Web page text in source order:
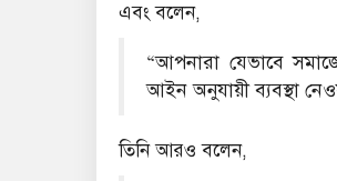
এবং বলেন,
“আপনারা যেভাবে
আইন অনুযায়ী ব্যবস্থা
তিনি আরও বলেন,